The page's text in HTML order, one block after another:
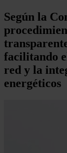
Según la
facilitando
red y la
energéticos